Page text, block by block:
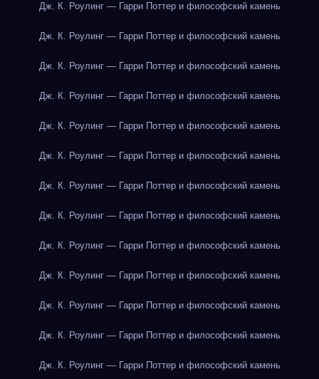
Дж. К. Роулинг — Гарри Поттер и философский камень
Дж. К. Роулинг — Гарри Поттер и философский камень
Дж. К. Роулинг — Гарри Поттер и философский камень
Дж. К. Роулинг — Гарри Поттер и философский камень
Дж. К. Роулинг — Гарри Поттер и философский камень
Дж. К. Роулинг — Гарри Поттер и философский камень
Дж. К. Роулинг — Гарри Поттер и философский камень
Дж. К. Роулинг — Гарри Поттер и философский камень
Дж. К. Роулинг — Гарри Поттер и философский камень
Дж. К. Роулинг — Гарри Поттер и философский камень
Дж. К. Роулинг — Гарри Поттер и философский камень
Дж. К. Роулинг — Гарри Поттер и философский камень
Дж. К. Роулинг — Гарри Поттер и философский камень